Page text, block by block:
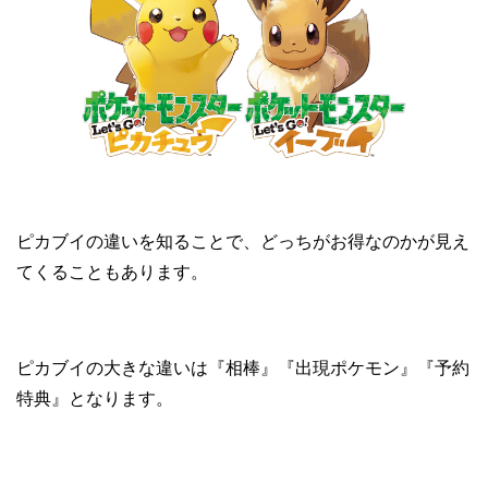
ピカブイの違いを知ることで、どっちがお得なのかが見え
てくることもあります。
ピカブイの大きな違いは『相棒』『出現ポケモン』『予約
特典』となります。